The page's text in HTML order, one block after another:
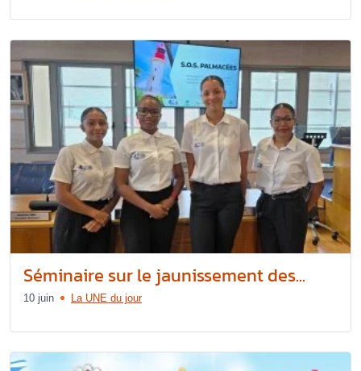
Séminaire sur le jaunissement des...
10 juin La UNE du jour